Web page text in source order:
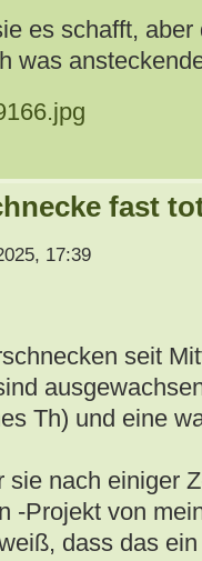
es schafft,
was
fast
17:39
seit
Th) und eine
sie nach einiger
-Projekt von
dass das